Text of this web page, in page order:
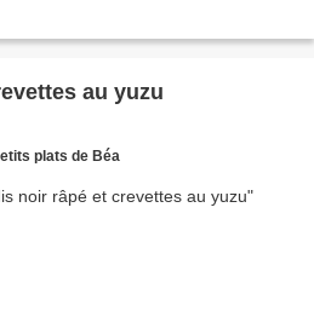
au yuzu
plats de Béa